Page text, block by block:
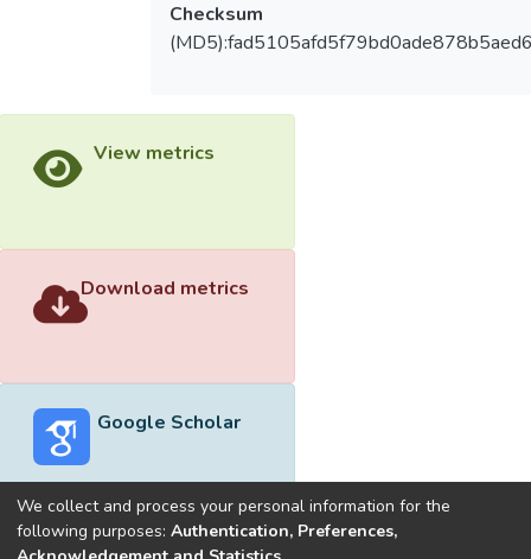
Checksum
View metrics
Download metrics
Google Scholar
We collect and process your personal information for the
following purposes: Authentication, Preferences,